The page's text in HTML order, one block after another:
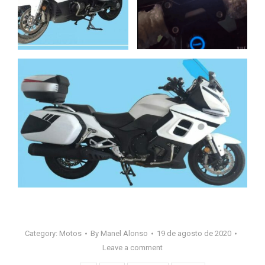
Category: Motos By Manel Alonso
19 de agosto de 2020
Leave a comment